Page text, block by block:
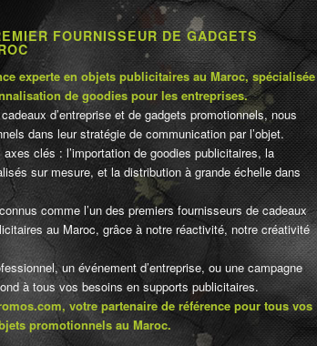
FOURNISSEUR DE GADGETS
experte en objets publicitaires au Maroc, spécialisée
de goodies pour les entreprises.
d’entreprise et de gadgets promotionnels, nous
dans leur stratégie de communication par l’objet.
clés : l’importation de goodies publicitaires, la
sur mesure, et la distribution à grande échelle dans
comme l’un des premiers fournisseurs de cadeaux
au Maroc, grâce à notre réactivité, notre créativité
un événement d’entreprise, ou une campagne
à tous vos besoins en supports publicitaires.
votre partenaire de référence pour tous vos
promotionnels au Maroc.